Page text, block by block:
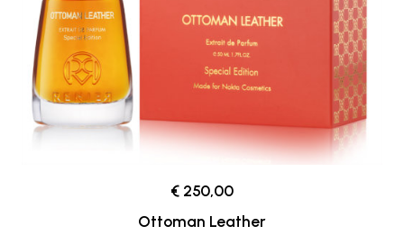
€ 250,00
Ottoman Leather